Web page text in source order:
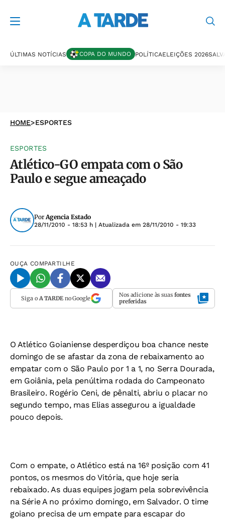
ÚLTIMAS NOTÍCIAS COPA DO MUNDO POLÍTICAELEIÇÕES 2026
HOME>ESPORTES
ESPORTES
Atlético-GO empata com o São
Paulo e segue ameaçado
PorAgencia Estado
28/11/2010 - 18:53 h | Atualizada em 28/11/2010 - 19:33
OUÇA COMPARTILHE
Siga o A TARDEno Google Nos adicione às suas fontes
preferidas
O Atlético Goianiense desperdiçou boa chance neste
domingo de se afastar da zona de rebaixamento ao
empatar com o São Paulo por 1 a 1, no Serra Dourada,
em Goiânia, pela penúltima rodada do Campeonato
Brasileiro. Rogério Ceni, de pênalti, abriu o placar no
segundo tempo, mas Elias assegurou a igualdade
pouco depois.
Com o empate, o Atlético está na 16º posição com 41
pontos, os mesmos do Vitória, que hoje seria
rebaixado. As duas equipes jogam pela sobrevivência
na Série A no próximo domingo, em Salvador. O time
goiano precisa de um empate para escapar do